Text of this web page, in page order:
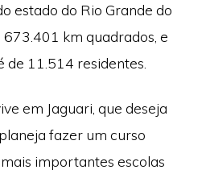
estado do Rio Grande do
km quadrados, e
de 11.514 residentes.
em Jaguari, que deseja
fazer um curso
importantes escolas